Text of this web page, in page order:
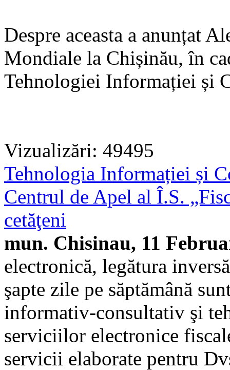
Despre aceasta a anunțat
Mondiale la Chișinău, în
Tehnologiei Informației și
Vizualizări: 49495
Tehnologia Informației și
Centrul de Apel al Î.S.
cetăţeni
mun. Chisinau, 11
electronică, legătura
şapte zile pe săptămână
informativ-consultativ şi
serviciilor electronice
servicii elaborate pentru